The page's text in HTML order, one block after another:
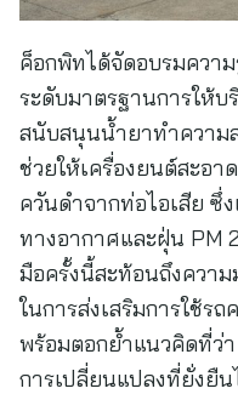
ค็อกพิทได้จัดอบรมควา
ระดับมาตรฐานการให้บ
สนับสนุนน้ำยาทำความ
ช่วยให้เครื่องยนต์สะอ
ควันดำจากท่อไอเสีย ซึ่
ทางอากาศและฝุ่น PM
มือครั้งนี้สะท้อนถึงควา
ในการส่งเสริมการใช้ร
พร้อมตอกย้ำแนวคิดที่ว่า
การเปลี่ยนแปลงที่ยั่งยืน